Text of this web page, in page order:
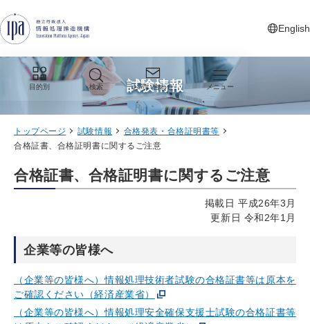
English
新しいタ
目的別 検索 お問い合わせ メニュー
試験情報
トップページ 試験情報
合格発表・合格証明書等
合格証書、合格証明書に関するご注意
合格証書、合格証明書に関するご注意
掲載日 平成26年3月
更新日 令和2年1月
企業等の皆様へ
（企業等の皆様へ）情報処理技術者試験の合格証書等は原本を
ご確認ください（経済産業省）
（企業等の皆様へ）情報処理安全確保支援士試験の合格証書等